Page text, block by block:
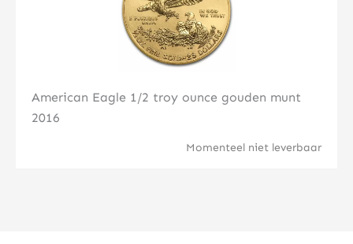
American Eagle 1/2 troy ounce gouden munt
2016
Momenteel niet leverbaar